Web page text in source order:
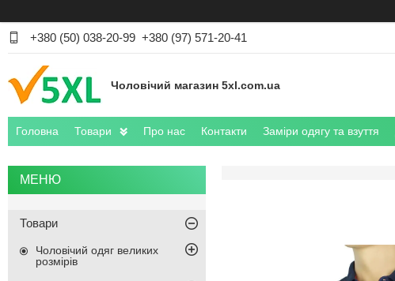
+380 (50) 038-20-99 +380 (97) 571-20-41
Чоловічий магазин 5xl.com.ua
Головна Товари Про нас Контакти Заміри одягу та взуття
Товари
Чоловічий одяг великих
розмірів